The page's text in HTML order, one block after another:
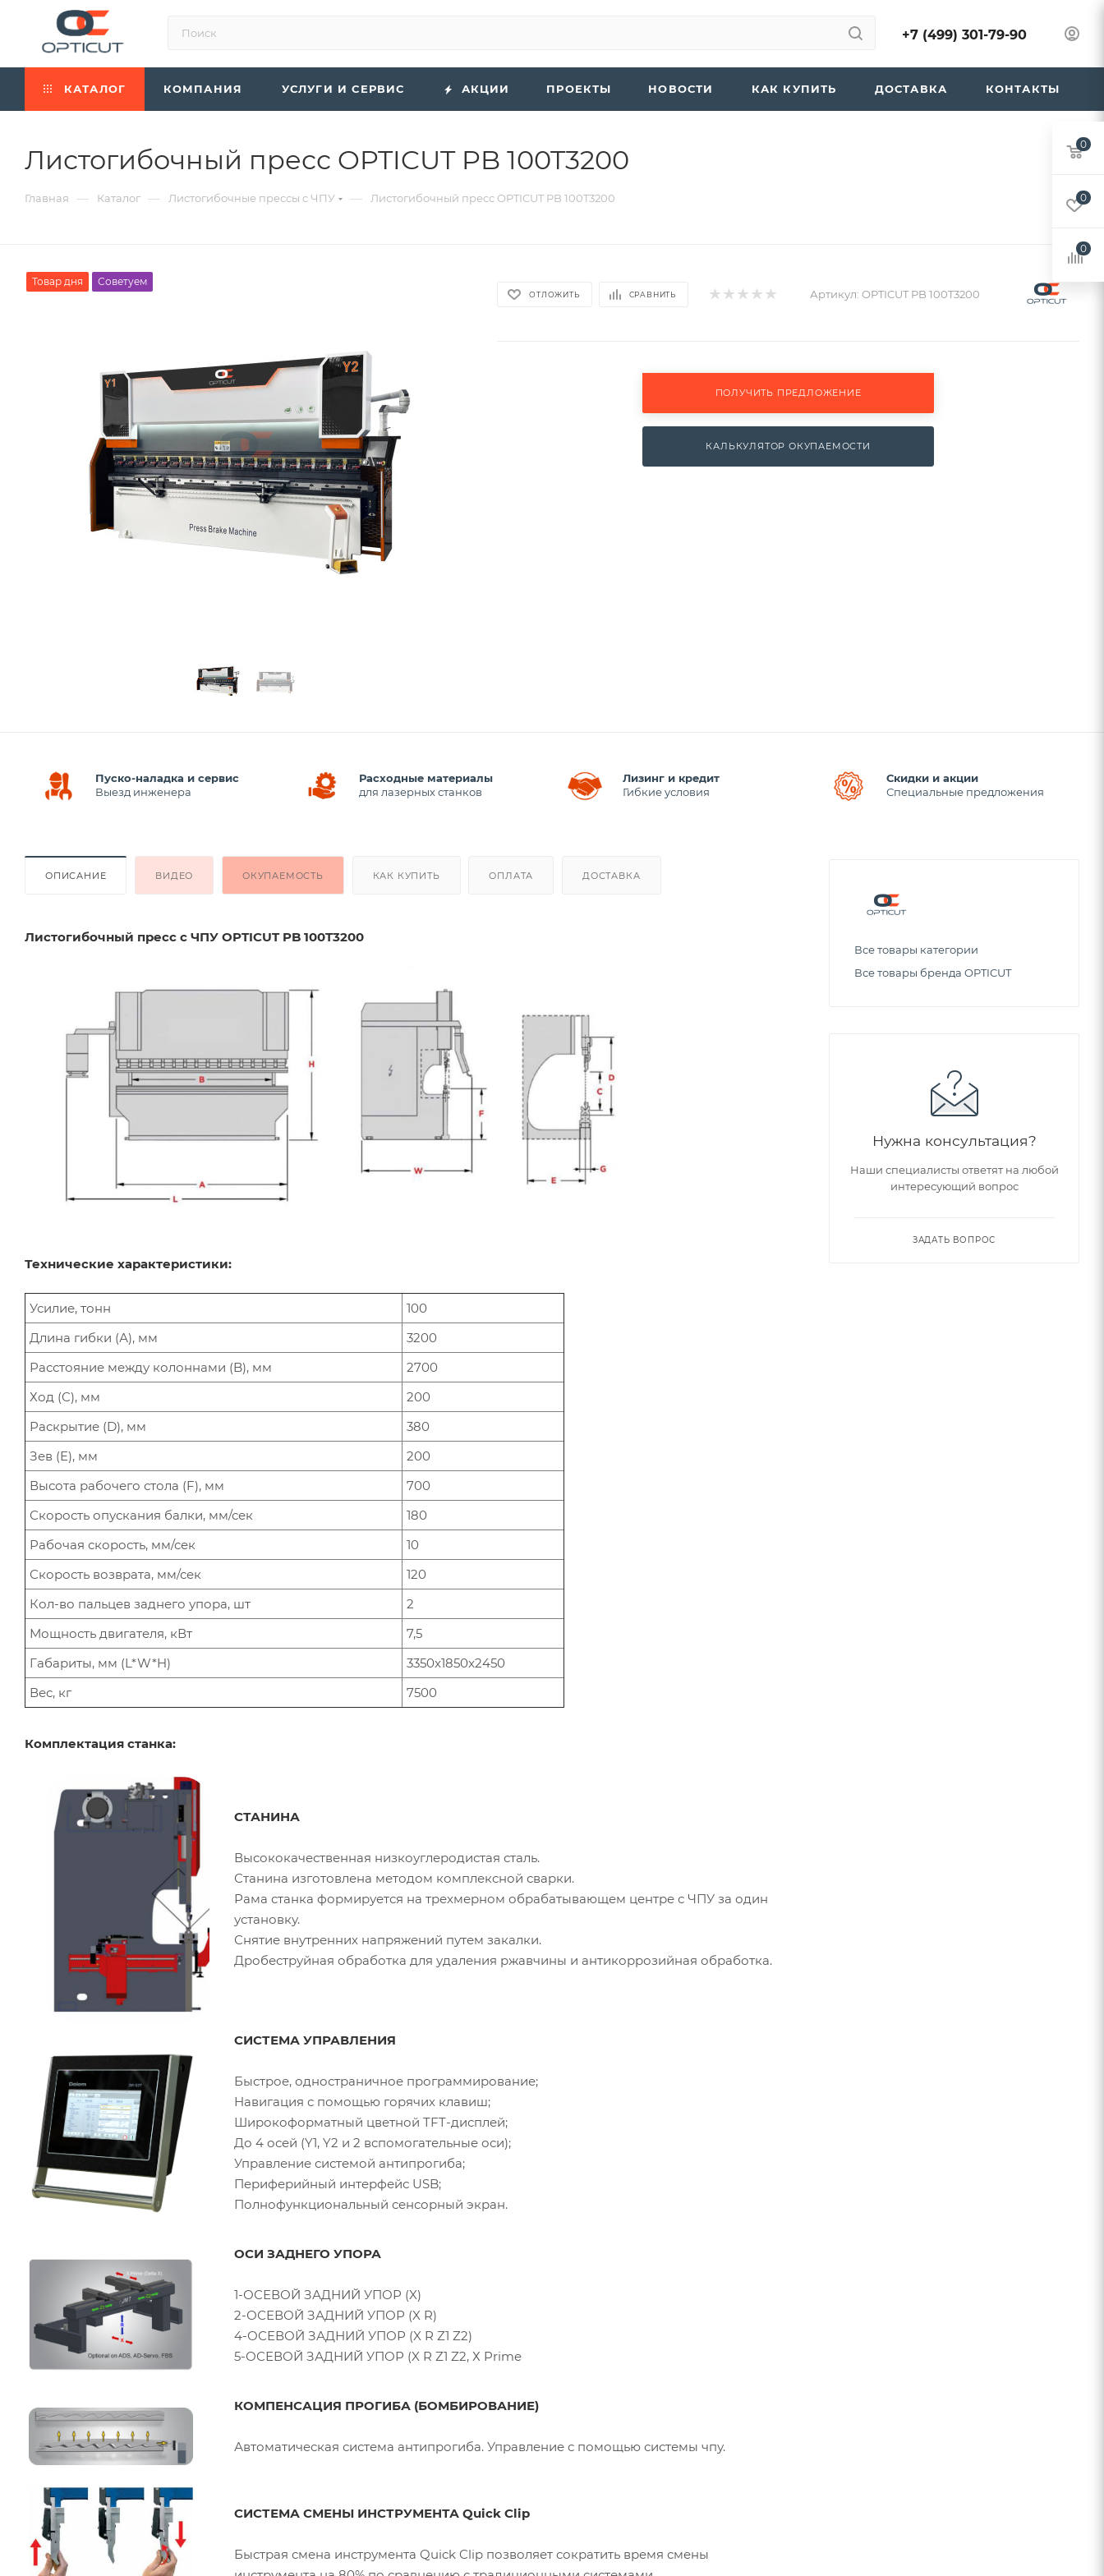
+7 (499) 301-79-90
КАТАЛОГ КОМПАНИЯ УСЛУГИ И СЕРВИС АКЦИИ ПРОЕКТЫ НОВОСТИ КАК КУПИТЬ ДОСТАВКА КОНТАКТЫ
Листогибочный пресс OPTICUT PB 100T3200
Главная — Каталог — Листогибочные прессы с ЧПУ — Листогибочный пресс OPTICUT PB 100T3200
Товар дня Советуем
ОТЛОЖИТЬ СРАВНИТЬ Артикул: OPTICUT PB 100T3200
ПОЛУЧИТЬ ПРЕДЛОЖЕНИЕ
КАЛЬКУЛЯТОР ОКУПАЕМОСТИ
Пуско-наладка и сервис
Выезд инженера
Расходные материалы
для лазерных станков
Лизинг и кредит
Гибкие условия
Скидки и акции
Специальные предложения
ОПИСАНИЕ ВИДЕО ОКУПАЕМОСТЬ КАК КУПИТЬ ОПЛАТА ДОСТАВКА
Листогибочный пресс с ЧПУ OPTICUT PB 100T3200
Технические характеристики:
Усилие, тонн
100
Длина гибки (А), мм
3200
Расстояние между колоннами (B), мм
2700
Ход (C), мм
200
Раскрытие (D), мм
380
Зев (E), мм
200
Высота рабочего стола (F), мм
700
Скорость опускания балки, мм/сек
180
Рабочая скорость, мм/сек
10
Скорость возврата, мм/сек
120
Кол-во пальцев заднего упора, шт
2
Мощность двигателя, кВт
7,5
Габариты, мм (L*W*H)
3350x1850x2450
Вес, кг
7500
Комплектация станка:
СТАНИНА
Высококачественная низкоуглеродистая сталь.
Станина изготовлена методом комплексной сварки.
Рама станка формируется на трехмерном обрабатывающем центре с ЧПУ за один
установку.
Снятие внутренних напряжений путем закалки.
Дробеструйная обработка для удаления ржавчины и антикоррозийная обработка.
СИСТЕМА УПРАВЛЕНИЯ
Быстрое, одностраничное программирование;
Навигация с помощью горячих клавиш;
Широкоформатный цветной TFT-дисплей;
До 4 осей (Y1, Y2 и 2 вспомогательные оси);
Управление системой антипрогиба;
Периферийный интерфейс USB;
Полнофункциональный сенсорный экран.
ОСИ ЗАДНЕГО УПОРА
1-ОСЕВОЙ ЗАДНИЙ УПОР (X)
2-ОСЕВОЙ ЗАДНИЙ УПОР (X R)
4-ОСЕВОЙ ЗАДНИЙ УПОР (X R Z1 Z2)
5-ОСЕВОЙ ЗАДНИЙ УПОР (X R Z1 Z2, Х Prime
КОМПЕНСАЦИЯ ПРОГИБА (БОМБИРОВАНИЕ)
Автоматическая система антипрогиба. Управление с помощью системы чпу.
СИСТЕМА СМЕНЫ ИНСТРУМЕНТА Quick Clip
Быстрая смена инструмента Quick Clip позволяет сократить время смены
Все товары категории
Все товары бренда OPTICUT
Нужна консультация?
Наши специалисты ответят на любой
интересующий вопрос
ЗАДАТЬ ВОПРОС
0
0
0